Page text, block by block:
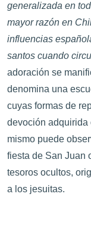
generalizada en
mayor razón en
influencias
santos cuando
adoración se
denomina una
cuyas formas de
devoción adquirida
mismo puede
fiesta de San Juan
tesoros ocultos,
a los jesuitas.